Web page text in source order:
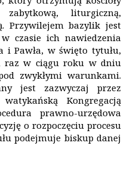
liturgiczną,
Przywilejem bazylik jest
czasie ich nawiedzenia
i Pawła, w święto tytułu,
raz w ciągu roku w dniu
zwykłymi warunkami.
jest zazwyczaj przez
Kongregacją
prawno-urzędowa
o rozpoczęciu procesu
podejmuje biskup danej